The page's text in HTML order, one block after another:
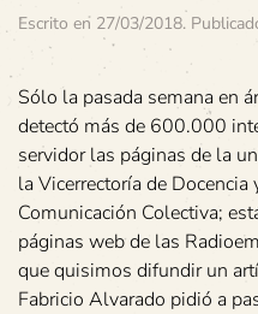
Escrito en 27/03/2018.
Sólo la pasada semana en
detectó más de 600.000
servidor las páginas de la
la Vicerrectoría de
Comunicación Colectiva;
páginas web de las
que quisimos difundir un
Fabricio Alvarado pidió a